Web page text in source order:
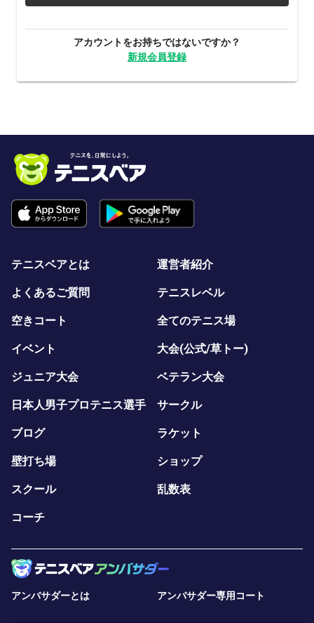
アカウントをお持ちではないですか？
新規会員登録
テニスベアとは 運営者紹介
よくあるご質問 テニスレベル
空きコート 全てのテニス場
イベント 大会(公式/草トー)
ジュニア大会 ベテラン大会
日本人男子プロテニス選手 サークル
ブログ ラケット
壁打ち場 ショップ
スクール 乱数表
コーチ
アンバサダーとは アンバサダー専用コート